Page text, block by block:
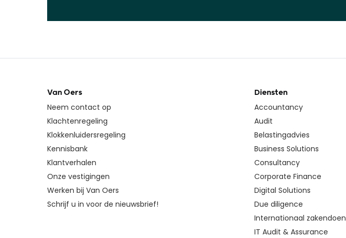
Van Oers
Neem contact op
Klachtenregeling
Klokkenluidersregeling
Kennisbank
Klantverhalen
Onze vestigingen
Werken bij Van Oers
Schrijf u in voor de nieuwsbrief!
Diensten
Accountancy
Audit
Belastingadvies
Business Solutions
Consultancy
Corporate Finance
Digital Solutions
Due diligence
Internationaal zakendoen
IT Audit & Assurance